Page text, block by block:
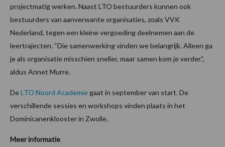
projectmatig werken. Naast LTO bestuurders kunnen ook
bestuurders van aanverwante organisaties, zoals VVK
Nederland, tegen een kleine vergoeding deelnemen aan de
leertrajecten. “Die samenwerking vinden we belangrijk. Alleen ga
je als organisatie misschien sneller, maar samen kom je verder.“,
aldus Annet Murre.
DeLTO Noord Academie gaat in september van start. De
verschillende sessies en workshops vinden plaats in het
Dominicanenklooster in Zwolle.
Meer informatie